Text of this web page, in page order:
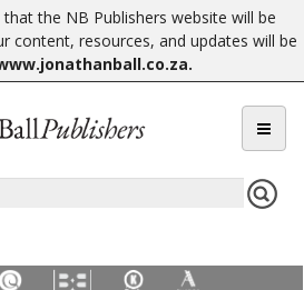
the NB Publishers website will be
content, resources, and updates will be
.